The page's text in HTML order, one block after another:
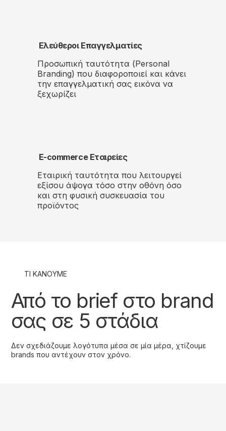
Ελεύθεροι Επαγγελματίες
Προσωπική ταυτότητα (Personal
Branding) που διαφοροποιεί και κάνει
την επαγγελματική σας εικόνα να
ξεχωρίζει
E-commerce Εταιρείες
Εταιρική ταυτότητα που λειτουργεί
εξίσου άψογα τόσο στην οθόνη όσο
και στη φυσική συσκευασία του
προϊόντος
ΤΙ ΚΑΝΟΥΜΕ
Από το brief στο brand
σας σε 5 στάδια
Δεν σχεδιάζουμε λογότυπα μέσα σε μία μέρα, χτίζουμε
brands που αντέχουν στον χρόνο.